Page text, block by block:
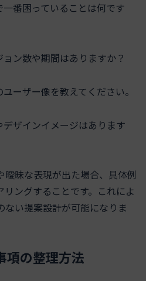
番困っていることは何です
ン数や期間はありますか？
ーザー像を教えてください。
ザインイメージはあります
曖昧な表現が出た場合、具体例
ングすることです。これによ
ない提案設計が可能になりま
項の整理方法